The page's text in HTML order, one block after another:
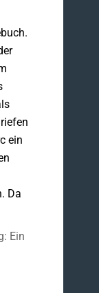
ein
Da
Ein